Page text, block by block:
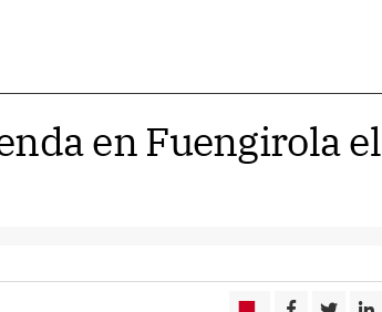
en Fuengirola el